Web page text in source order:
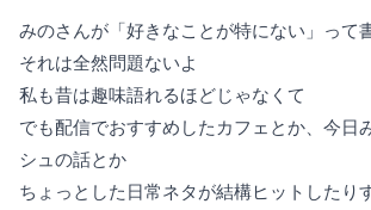
みのさんが「好きなことが特にない」って
それは全然問題ないよ
私も昔は趣味語れるほどじゃなくて
でも配信でおすすめしたカフェとか、今日
シュの話とか
ちょっとした日常ネタが結構ヒットしたり